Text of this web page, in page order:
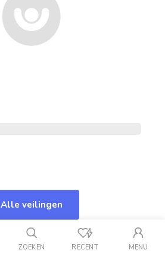
Alle veilingen
ZOEKEN RECENT MENU